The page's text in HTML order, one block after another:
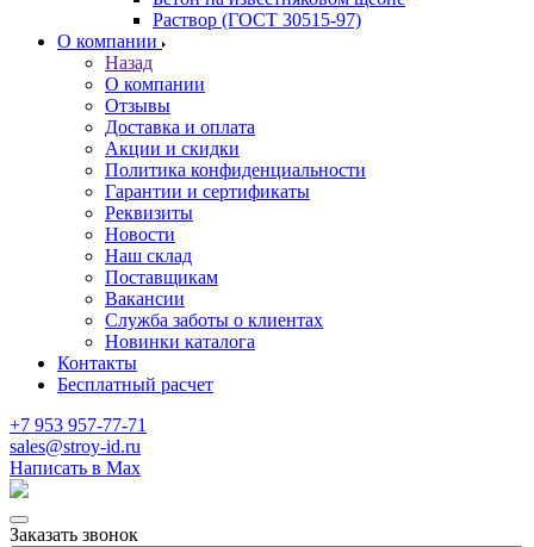
Раствор (ГОСТ 30515-97)
О компании
Назад
О компании
Отзывы
Доставка и оплата
Акции и скидки
Политика конфиденциальности
Гарантии и сертификаты
Реквизиты
Новости
Наш склад
Поставщикам
Вакансии
Служба заботы о клиентах
Новинки каталога
Контакты
Бесплатный расчет
+7 953 957-77-71
sales@stroy-id.ru
Написать в Max
Заказать звонок